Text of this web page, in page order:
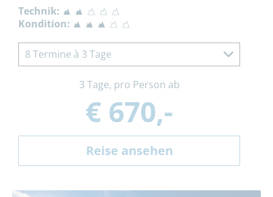
Technik:
Kondition:
8 Termine à 3 Tage
3 Tage, pro Person ab
€ 670,-
Reise ansehen